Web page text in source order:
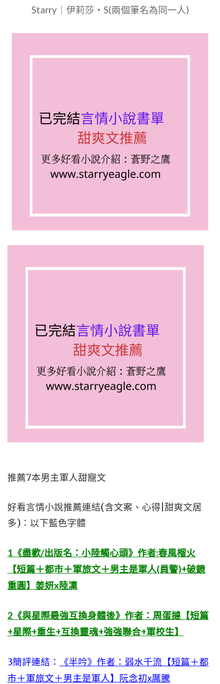
Starry｜伊莉莎・S(兩個筆名為同一人)
推薦7本男主軍人甜寵文
好看言情小說推薦連結(含文案、心得|甜爽文居
多)：以下藍色字體
1《盡歡/出版名：小陸觸心頭》作者:春風榴火
【短篇＋都市＋軍旅文＋男主是軍人(員警)+破鏡
重圓】姜妍x陸凜
2《與星際最強互換身體後》作者：周蛋撻【短篇
+星際+重生+互換靈魂+強強聯合+軍校生】
3簡評連結：
《半吟》作者：弱水千流【短篇＋都
市＋軍旅文＋男主是軍人】阮念初x厲騰